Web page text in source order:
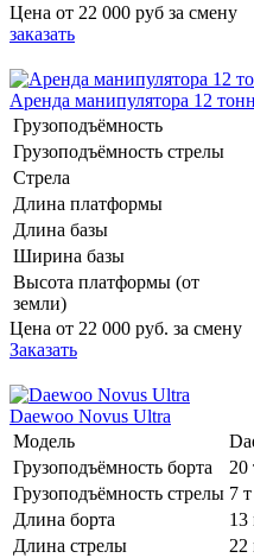
Цена от 22 000 руб за смену
заказать
Аренда манипулятора 12 тонн
Грузоподъёмность
Грузоподъёмность стрелы
Стрела
Длина платформы
Длина базы
Ширина базы
Высота платформы (от
земли)
Цена от 22 000 руб. за смену
Заказать
Daewoo Novus Ultra
Модель
Грузоподъёмность борта
20
Грузоподъёмность стрелы 7 т
Длина борта
13
Длина стрелы
22